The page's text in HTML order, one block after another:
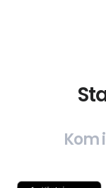
Kom